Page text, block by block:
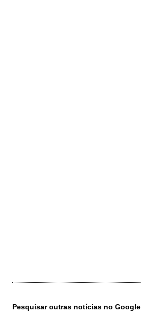
Pesquisar outras notícias no Google